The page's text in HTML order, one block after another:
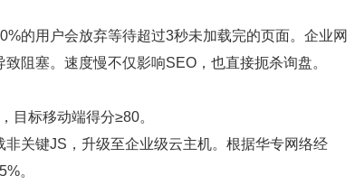
的用户会放弃等待超过3秒未加载完的页面。企业网
阻塞。速度慢不仅影响SEO，也直接扼杀询盘。
目标移动端得分≥80。
关键JS，升级至企业级云主机。根据华专网络经
。